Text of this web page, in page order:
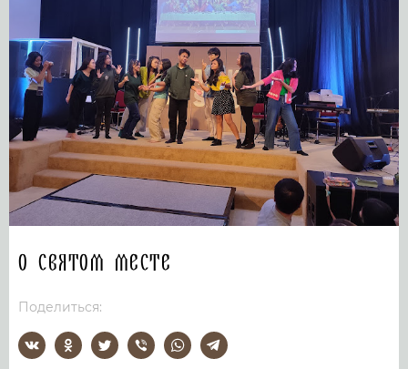
О святом месте
Поделиться: